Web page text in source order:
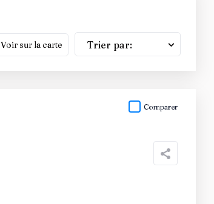
Voir sur la carte Trier par:
Comparer